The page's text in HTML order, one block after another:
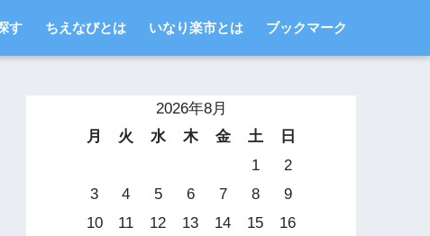
す ちえなびとは いなり楽市とは ブックマーク
2026年8月
月
火 水 木 金 土
日
1
2
3
4 5 6 7 8
9
10
11 12 13 14 15
16